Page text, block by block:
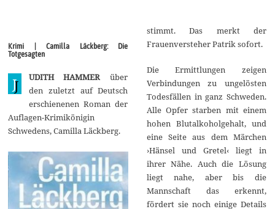
u
i
8
Krimi | Camilla Läckberg: Die
Totgesagten
J UDITH HAMMER über
den zuletzt auf Deutsch
erschienenen Roman der
Auflagen-Krimikönigin
Schwedens, Camilla Läckberg.
stimmt. Das merkt der
Frauenversteher Patrik sofort.
Die Ermittlungen zeigen
Verbindungen zu ungelösten
Todesfällen in ganz Schweden.
Alle Opfer starben mit einem
hohen Blutalkoholgehalt, und
eine Seite aus dem Märchen
›Hänsel und Gretel‹ liegt in
ihrer Nähe. Auch die Lösung
liegt nahe, aber bis die
Mannschaft das erkennt,
fördert sie noch einige Details